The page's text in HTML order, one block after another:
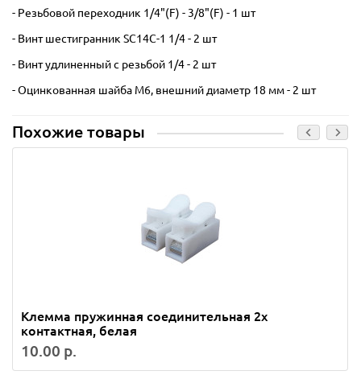
- Резьбовой переходник 1/4"(F) - 3/8"(F) - 1 шт
- Винт шестигранник SC14C-1 1/4 - 2 шт
- Винт удлиненный с резьбой 1/4 - 2 шт
- Оцинкованная шайба М6, внешний диаметр 18 мм - 2 шт
Похожие товары
Клемма пружинная соединительная 2х
контактная, белая
10.00 р.